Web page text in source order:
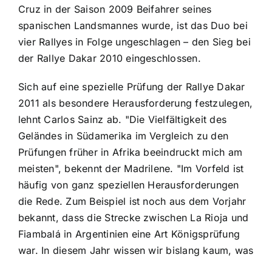
Cruz in der Saison 2009 Beifahrer seines
spanischen Landsmannes wurde, ist das Duo bei
vier Rallyes in Folge ungeschlagen – den Sieg bei
der Rallye Dakar 2010 eingeschlossen.
Sich auf eine spezielle Prüfung der Rallye Dakar
2011 als besondere Herausforderung festzulegen,
lehnt Carlos Sainz ab. "Die Vielfältigkeit des
Geländes in Südamerika im Vergleich zu den
Prüfungen früher in Afrika beeindruckt mich am
meisten", bekennt der Madrilene. "Im Vorfeld ist
häufig von ganz speziellen Herausforderungen
die Rede. Zum Beispiel ist noch aus dem Vorjahr
bekannt, dass die Strecke zwischen La Rioja und
Fiambalá in Argentinien eine Art Königsprüfung
war. In diesem Jahr wissen wir bislang kaum, was